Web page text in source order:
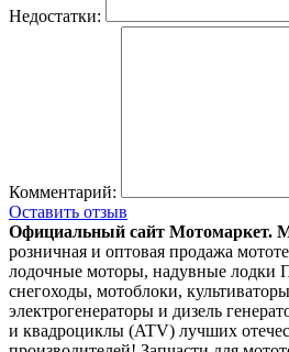
Недостатки:
Комментарий:
Оставить отзыв
Официальный сайт Мотомаркет.
розничная и оптовая продажа
лодочные моторы, надувные
снегоходы, мотоблоки,
электрогенераторы и дизель
и квадроциклы (ATV) лучших